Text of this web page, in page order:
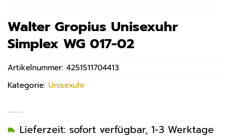
Walter Gropius Unisexuhr
Simplex WG 017-02
Lieferzeit: sofort verfügbar, 1-3 Werktage
Artikelnummer: 4251511704413
Kategorie: Unisexuhr